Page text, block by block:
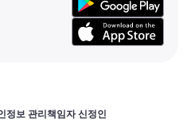
정보 관리책임자 신정인